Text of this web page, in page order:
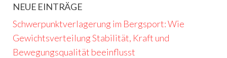
NEUE EINTRÄGE
Schwerpunktverlagerung im Bergsport: Wie
Gewichtsverteilung Stabilität, Kraft und
Bewegungsqualität beeinflusst